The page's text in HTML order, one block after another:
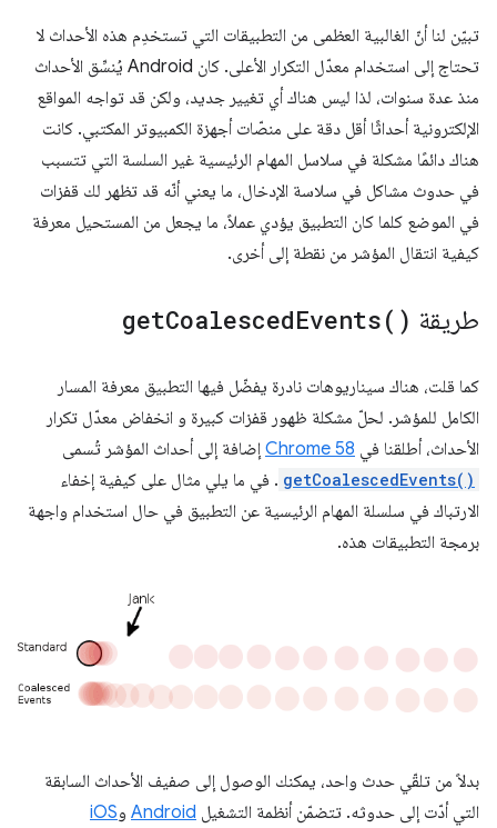
تبيّن لنا أنّ الغالبية العظمى من التطبيقات التي تستخدِم هذه الأحداث لا
تحتاج إلى استخدام معدّل التكرار الأعلى. كان Android يُنسِّق الأحداث
منذ عدة سنوات، لذا ليس هناك أي تغيير جديد، ولكن قد تواجه المواقع
الإلكترونية أحداثًا أقل دقة على منصّات أجهزة الكمبيوتر المكتبي. كانت
هناك دائمًا مشكلة في سلاسل المهام الرئيسية غير السلسة التي تتسبب
في حدوث مشاكل في سلاسة الإدخال، ما يعني أنّه قد تظهر لك قفزات
في الموضع كلما كان التطبيق يؤدي عملاً، ما يجعل من المستحيل معرفة
كيفية انتقال المؤشر من نقطة إلى أخرى.
طريقة getCoalescedEvents( )
كما قلت، هناك سيناريوهات نادرة يفضّل فيها التطبيق معرفة المسار
الكامل للمؤشر. لحلّ مشكلة ظهور قفزات كبيرة و انخفاض معدّل تكرار
الأحداث، أطلقنا في Chrome 58 إضافة إلى أحداث المؤشر تُسمى
getCoalescedEvents() . في ما يلي مثال على كيفية إخفاء
الارتباك في سلسلة المهام الرئيسية عن التطبيق في حال استخدام واجهة
برمجة التطبيقات هذه.
بدلاً من تلقّي حدث واحد، يمكنك الوصول إلى صفيف الأحداث السابقة
التي أدّت إلى حدوثه. تتضمّن أنظمة التشغيل Android وiOS